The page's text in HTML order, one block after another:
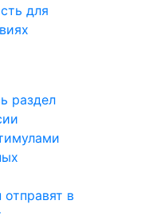
для
в